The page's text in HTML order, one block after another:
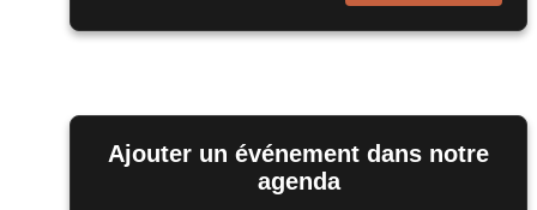
les 3 et 4 octobre 2026 - à Calais
du 26 au 28 mars 2027 - à Mons
Culture Japonaise et Otaku
Ajouter un événement dans notre
agenda